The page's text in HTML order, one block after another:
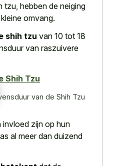
tzu, hebben de neiging
omvang.
shih tzu van 10 tot 18
van raszuivere
Shih Tzu
van de Shih Tzu
invloed zijn op hun
al meer dan duizend